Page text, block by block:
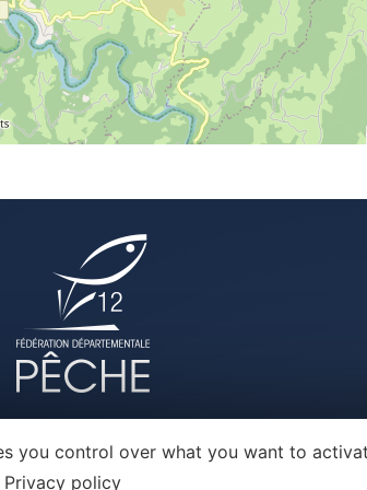
you control over what you want to
Privacy policy